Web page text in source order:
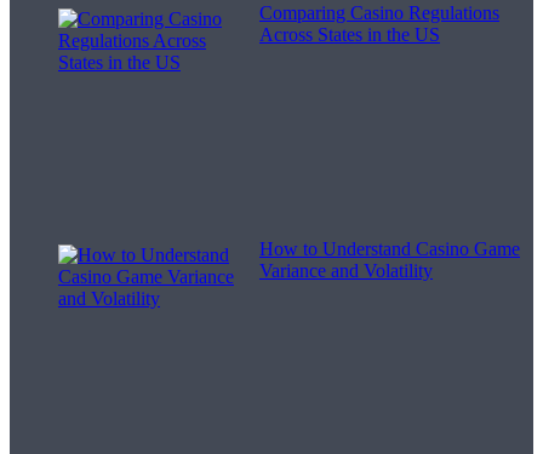
Comparing Casino Regulations
Across States in the US
How to Understand Casino Game
Variance and Volatility